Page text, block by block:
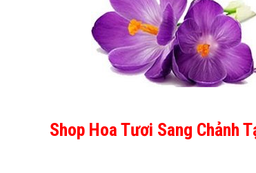
Shop Hoa Tươi Sang Chảnh